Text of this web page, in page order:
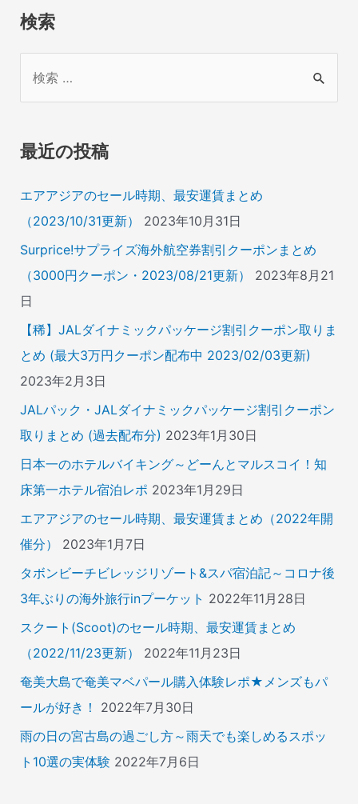
検索
象
最近の投稿
エアアジアのセール時期、最安運賃まとめ
（2023/10/31更新）
2023年10月31日
Surprice!サプライズ海外航空券割引クーポンまとめ
（3000円クーポン・2023/08/21更新）
2023年8月21
日
【稀】JALダイナミックパッケージ割引クーポン取りま
とめ (最大3万円クーポン配布中 2023/02/03更新)
2023年2月3日
JALパック・JALダイナミックパッケージ割引クーポン
取りまとめ (過去配布分) 2023年1月30日
日本一のホテルバイキング～どーんとマルスコイ！知
床第一ホテル宿泊レポ 2023年1月29日
エアアジアのセール時期、最安運賃まとめ（2022年開
催分）
2023年1月7日
タボンビーチビレッジリゾート&スパ宿泊記～コロナ後
3年ぶりの海外旅行inプーケット 2022年11月28日
スクート(Scoot)のセール時期、最安運賃まとめ
（2022/11/23更新）
2022年11月23日
奄美大島で奄美マベパール購入体験レポ★メンズもパ
ールが好き！
2022年7月30日
雨の日の宮古島の過ごし方～雨天でも楽しめるスポッ
ト10選の実体験 2022年7月6日